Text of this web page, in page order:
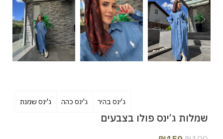
שמלות ג’ינס פולו בצבעים
ג'ינס בהיר ג'ינס כהה ג'ינס שמנת